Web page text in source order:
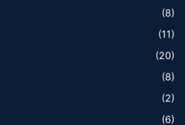
(8)
(11)
(20)
(8)
(2)
(6)